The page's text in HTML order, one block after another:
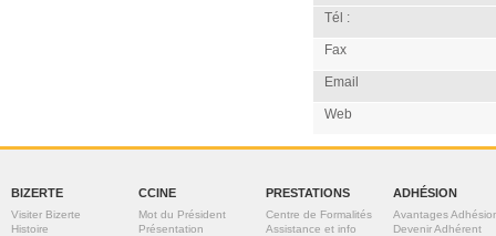
Tél :
Fax
Email
Web
BIZERTE
Visiter Bizerte
Histoire
CCINE
Mot du Président
Présentation
PRESTATIONS
Centre de Formalités
Assistance et info
ADHÉSION
Avantages
Devenir Adhérent